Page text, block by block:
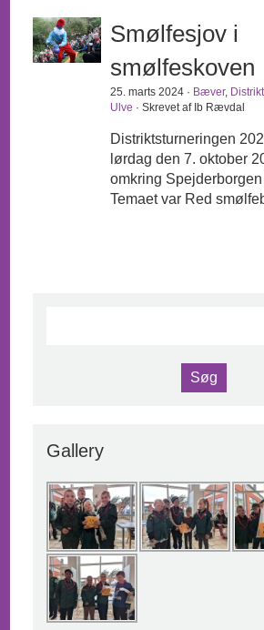
Smølfesjov i
smølfeskoven
25. marts 2024 · Bæver,
Ulve · Skrevet af Ib Rævdal
Distriktsturneringen
lørdag den 7. oktober
omkring
Temaet var Red
Gallery